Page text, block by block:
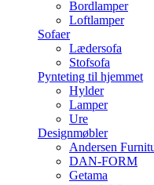
Bordlamper
Loftlamper
Sofaer
Lædersofa
Stofsofa
Pynteting til hjemmet
Hylder
Lamper
Ure
Designmøbler
Andersen
DAN-FORM
Getama